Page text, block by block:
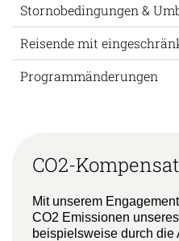
Stornobedingungen &
Reisende mit
Programmänderungen
CO2-
Mit unserem
CO2 Emissionen
beispielsweise durch die